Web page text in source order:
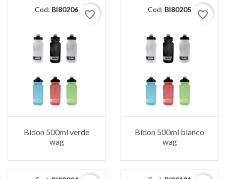
Cod: BI80206 favorite_border
Bidon 500ml verde
wag
Cod: BI80205 favorite_border
Bidon 500ml blanco
wag